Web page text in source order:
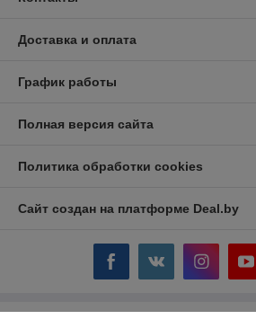
Доставка и оплата
График работы
Полная версия сайта
Политика обработки cookies
Сайт создан на платформе Deal.by